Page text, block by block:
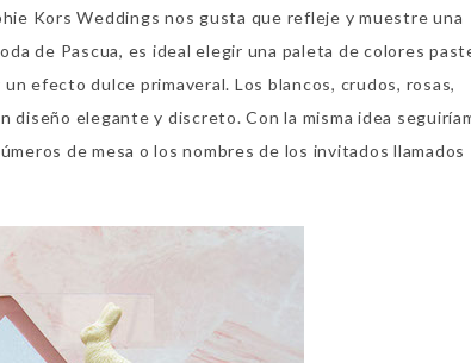
Kors Weddings nos gusta que refleje y muestre una
de Pascua, es ideal elegir una paleta de colores
efecto dulce primaveral. Los blancos, crudos, rosas,
diseño elegante y discreto. Con la misma idea
de mesa o los nombres de los invitados llamados